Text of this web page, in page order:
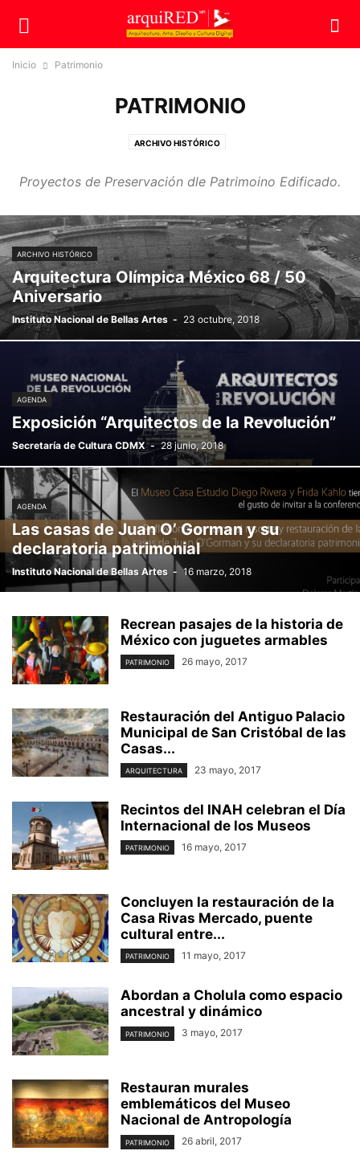
Inicio Patrimonio
PATRIMONIO
ARCHIVO HISTÓRICO
Proyectos de Preservación dle Patrimoino Edificado.
ARCHIVO HISTÓRICO
Arquitectura Olímpica México 68 / 50
Aniversario
Instituto Nacional de Bellas Artes - 23 octubre, 2018
AGENDA
Exposición “Arquitectos de la Revolución”
Secretaría de Cultura CDMX - 28 junio, 2018
AGENDA
Las casas de Juan O’ Gorman y su
declaratoria patrimonial
Instituto Nacional de Bellas Artes - 16 marzo, 2018
Recrean pasajes de la historia de
México con juguetes armables
PATRIMONIO 26 mayo, 2017
Restauración del Antiguo Palacio
Municipal de San Cristóbal de las
Casas...
ARQUITECTURA 23 mayo, 2017
Recintos del INAH celebran el Día
Internacional de los Museos
PATRIMONIO 16 mayo, 2017
Concluyen la restauración de la
Casa Rivas Mercado, puente
cultural entre...
PATRIMONIO 11 mayo, 2017
Abordan a Cholula como espacio
ancestral y dinámico
PATRIMONIO 3 mayo, 2017
Restauran murales
emblemáticos del Museo
Nacional de Antropología
PATRIMONIO 26 abril, 2017